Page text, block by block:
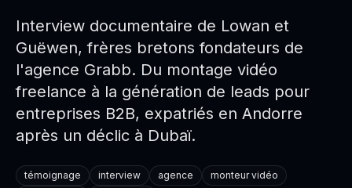
Interview documentaire de Lowan et
Guëwen, frères bretons fondateurs de
l'agence Grabb. Du montage vidéo
freelance à la génération de leads pour
entreprises B2B, expatriés en Andorre
après un déclic à Dubaï.
témoignage interview agence
monteur vidéo